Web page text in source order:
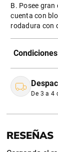
B. Posee
cuenta con
rodadura con
Condiciones
De 3 a 4